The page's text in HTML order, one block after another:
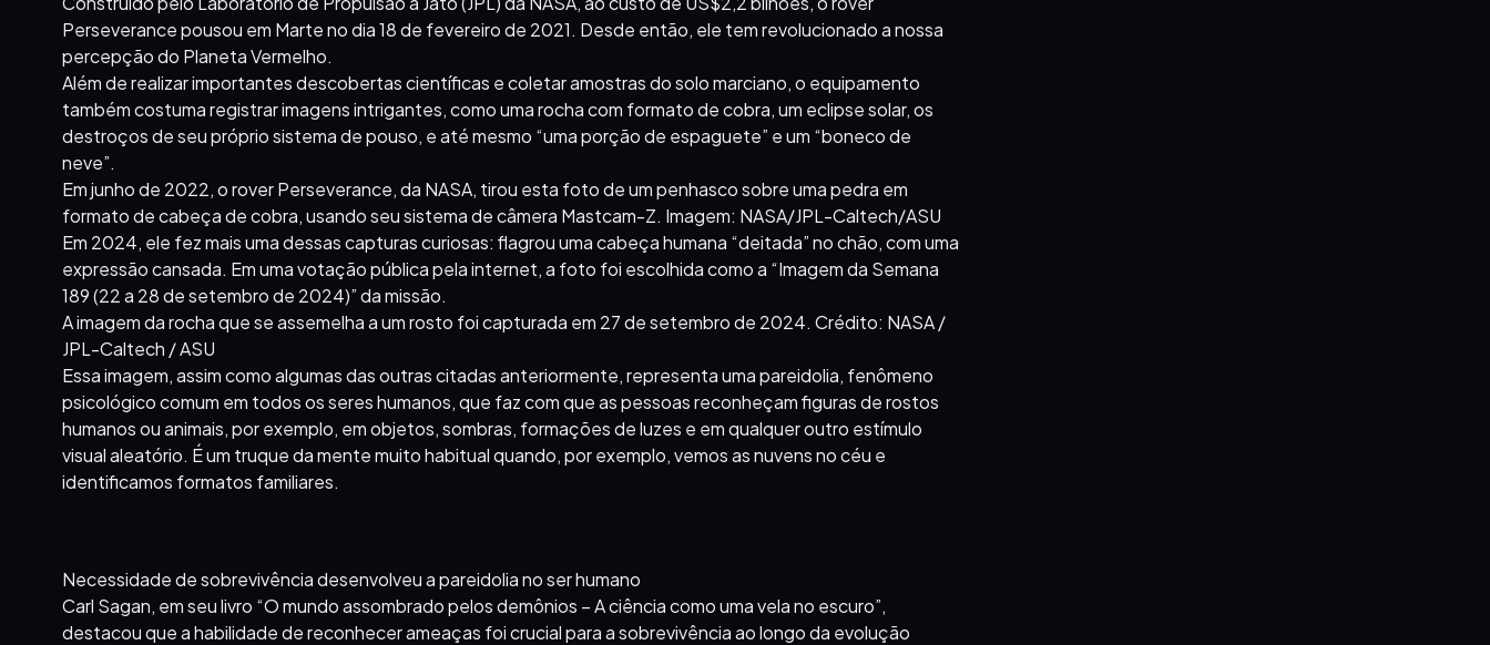
Perseverance pousou em Marte no dia 18 de fevereiro de 2021. Desde então, ele tem revolucionado a nossa
percepção do Planeta Vermelho.
Além de realizar importantes descobertas científicas e coletar amostras do solo marciano, o equipamento
também costuma registrar imagens intrigantes, como uma rocha com formato de cobra, um eclipse solar, os
destroços de seu próprio sistema de pouso, e até mesmo “uma porção de espaguete” e um “boneco de
neve”.
Em junho de 2022, o rover Perseverance, da NASA, tirou esta foto de um penhasco sobre uma pedra em
formato de cabeça de cobra, usando seu sistema de câmera Mastcam-Z. Imagem: NASA/JPL-Caltech/ASU
Em 2024, ele fez mais uma dessas capturas curiosas: flagrou uma cabeça humana “deitada” no chão, com uma
expressão cansada. Em uma votação pública pela internet, a foto foi escolhida como a “Imagem da Semana
189 (22 a 28 de setembro de 2024)” da missão.
A imagem da rocha que se assemelha a um rosto foi capturada em 27 de setembro de 2024. Crédito: NASA /
JPL-Caltech / ASU
Essa imagem, assim como algumas das outras citadas anteriormente, representa uma pareidolia, fenômeno
psicológico comum em todos os seres humanos, que faz com que as pessoas reconheçam figuras de rostos
humanos ou animais, por exemplo, em objetos, sombras, formações de luzes e em qualquer outro estímulo
visual aleatório. É um truque da mente muito habitual quando, por exemplo, vemos as nuvens no céu e
identificamos formatos familiares.
Necessidade de sobrevivência desenvolveu a pareidolia no ser humano
Carl Sagan, em seu livro “O mundo assombrado pelos demônios – A ciência como uma vela no escuro”,
destacou que a habilidade de reconhecer ameaças foi crucial para a sobrevivência ao longo da evolução